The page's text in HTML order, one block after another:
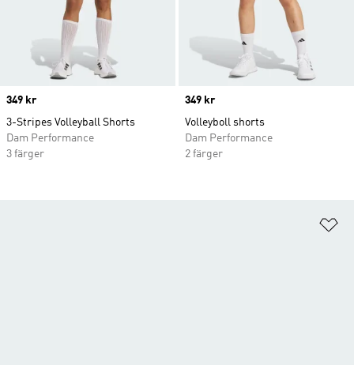
Price
349 kr
3-Stripes Volleyball Shorts
Dam Performance
3 färger
Price
349 kr
Volleyboll shorts
Dam Performance
2 färger